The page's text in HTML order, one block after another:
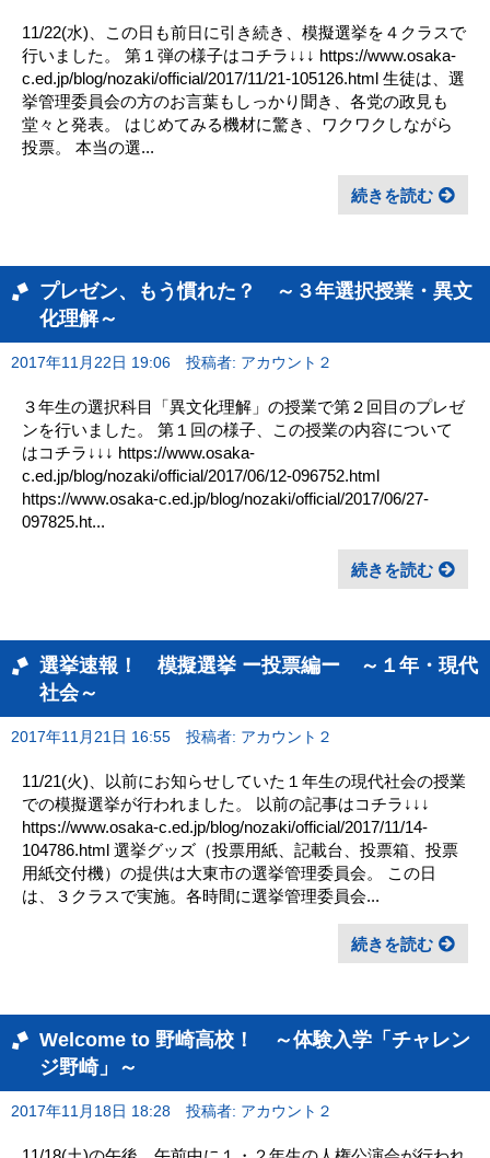
11/22(水)、この日も前日に引き続き、模擬選挙を４クラスで
行いました。 第１弾の様子はコチラ↓↓↓ https://www.osaka-
c.ed.jp/blog/nozaki/official/2017/11/21-105126.html 生徒は、選
挙管理委員会の方のお言葉もしっかり聞き、各党の政見も
堂々と発表。 はじめてみる機材に驚き、ワクワクしながら
投票。 本当の選...
続きを読む
プレゼン、もう慣れた？ ～３年選択授業・異文
化理解～
2017年11月22日 19:06 投稿者: アカウント２
３年生の選択科目「異文化理解」の授業で第２回目のプレゼ
ンを行いました。 第１回の様子、この授業の内容について
はコチラ↓↓↓ https://www.osaka-
c.ed.jp/blog/nozaki/official/2017/06/12-096752.html
https://www.osaka-c.ed.jp/blog/nozaki/official/2017/06/27-
097825.ht...
続きを読む
選挙速報！ 模擬選挙 ー投票編ー ～１年・現代
社会～
2017年11月21日 16:55 投稿者: アカウント２
11/21(火)、以前にお知らせしていた１年生の現代社会の授業
での模擬選挙が行われました。 以前の記事はコチラ↓↓↓
https://www.osaka-c.ed.jp/blog/nozaki/official/2017/11/14-
104786.html 選挙グッズ（投票用紙、記載台、投票箱、投票
用紙交付機）の提供は大東市の選挙管理委員会。 この日
は、３クラスで実施。各時間に選挙管理委員会...
続きを読む
Welcome to 野崎高校！ ～体験入学「チャレン
ジ野崎」～
2017年11月18日 18:28 投稿者: アカウント２